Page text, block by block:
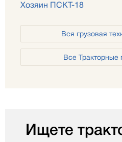
Хозяин ПСКТ-18
Вся грузовая
Все Тракторные
Ищете